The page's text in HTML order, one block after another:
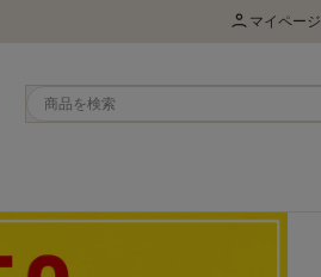
マイページ